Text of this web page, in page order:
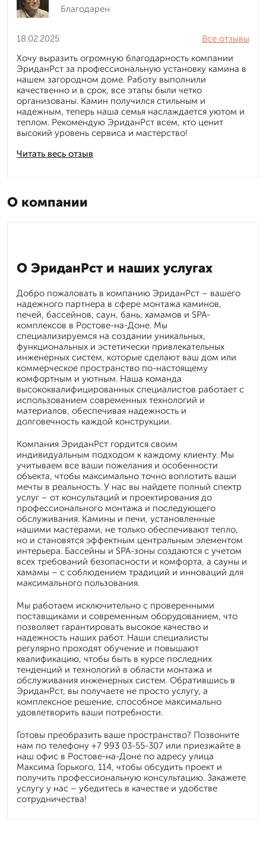
Благодарен
18.02.2025
Читать весь отзыв
Все отзывы
Хочу выразить огромную благодарность компании
ЭриданРст за профессиональную установку камина в
нашем загородном доме. Работу выполнили
качественно и в срок, все этапы были четко
организованы. Камин получился стильным и
надежным, теперь наша семья наслаждается уютом и
теплом. Рекомендую ЭриданРст всем, кто ценит
высокий уровень сервиса и мастерство!
О компании
О ЭриданРст и наших услугах
Добро пожаловать в компанию ЭриданРст – вашего
надежного партнера в сфере монтажа каминов,
печей, бассейнов, саун, бань, хамамов и SPA-
комплексов в Ростове-на-Доне. Мы
специализируемся на создании уникальных,
функциональных и эстетически привлекательных
инженерных систем, которые сделают ваш дом или
коммерческое пространство по-настоящему
комфортным и уютным. Наша команда
высококвалифицированных специалистов работает с
использованием современных технологий и
материалов, обеспечивая надежность и
долговечность каждой конструкции.
Компания ЭриданРст гордится своим
индивидуальным подходом к каждому клиенту. Мы
учитываем все ваши пожелания и особенности
объекта, чтобы максимально точно воплотить ваши
мечты в реальность. У нас вы найдете полный спектр
услуг – от консультаций и проектирования до
профессионального монтажа и последующего
обслуживания. Камины и печи, установленные
нашими мастерами, не только обеспечивают тепло,
но и становятся эффектным центральным элементом
интерьера. Бассейны и SPA-зоны создаются с учетом
всех требований безопасности и комфорта, а сауны и
хамамы – с соблюдением традиций и инноваций для
максимального пользования.
Мы работаем исключительно с проверенными
поставщиками и современным оборудованием, что
позволяет гарантировать высокое качество и
надежность наших работ. Наши специалисты
регулярно проходят обучение и повышают
квалификацию, чтобы быть в курсе последних
тенденций и технологий в области монтажа и
обслуживания инженерных систем. Обратившись в
ЭриданРст, вы получаете не просто услугу, а
комплексное решение, способное максимально
удовлетворить ваши потребности.
Готовы преобразить ваше пространство? Позвоните
нам по телефону +7 993 03-55-307 или приезжайте в
наш офис в Ростове-на-Доне по адресу улица
Максима Горького, 114, чтобы обсудить проект и
получить профессиональную консультацию. Закажете
услугу у нас – убедитесь в качестве и удобстве
сотрудничества!